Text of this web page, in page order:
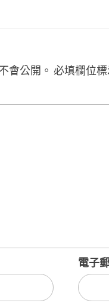
會公開。 必填欄位
電子